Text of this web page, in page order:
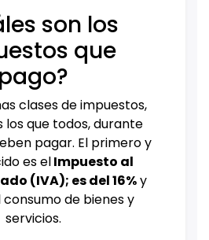
son los
que
pago?
clases de impuestos,
los que todos, durante
pagar. El primero y
es elImpuesto al
(IVA); es del 16%y
de bienes y
servicios.